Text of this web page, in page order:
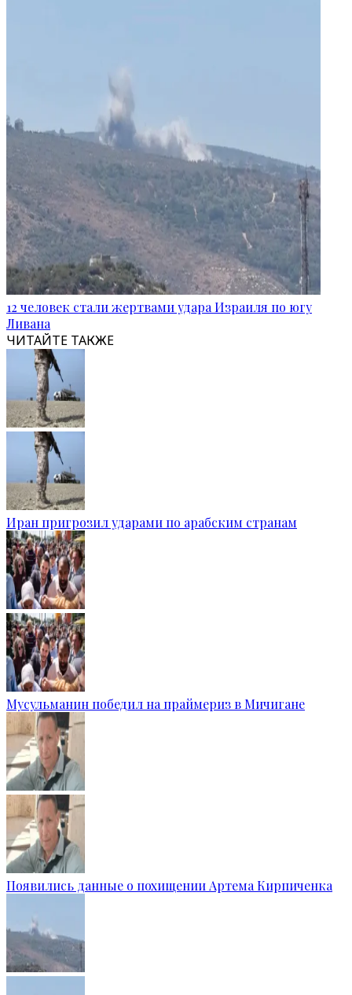
12 человек стали жертвами удара Израиля по югу
Ливана
ЧИТАЙТЕ ТАКЖЕ
Иран пригрозил ударами по арабским странам
Мусульманин победил на праймериз в Мичигане
Появились данные о похищении Артема Кирпиченка